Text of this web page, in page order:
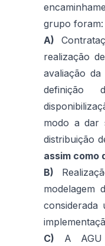
grupo foram:
A)
realização
avaliação
definição
modo a dar
distribuição
assim como
B)
modelagem
considerada
C) A AGU